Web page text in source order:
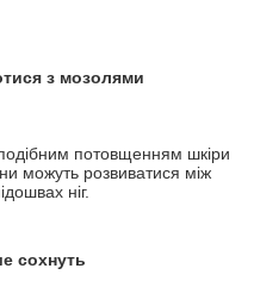
з мозолями
потовщенням шкіри
можуть розвиватися між
ніг.
сохнуть